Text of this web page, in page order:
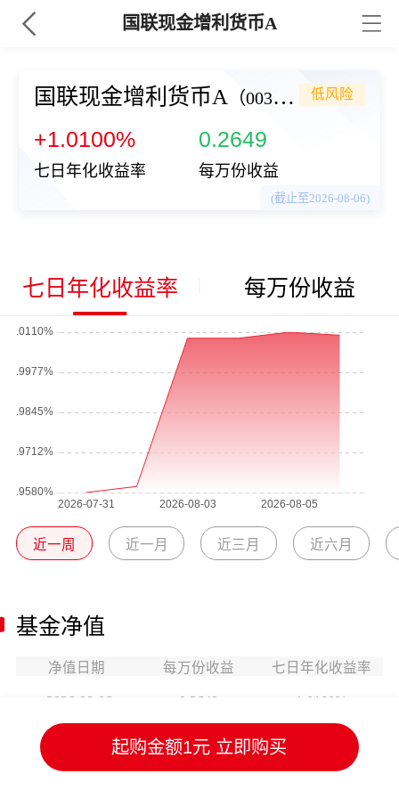
国联现金增利货币A
国联现金增利货币A （003678） 低风险
+1.0100%
七日年化收益率
0.2649
每万份收益
(截止至2026-08-06)
七日年化收益率 每万份收益
近一周 近一月 近三月 近六月
基金净值
净值日期 每万份收益 七日年化收益率
2026-08-06 0.2649 1.0100%
2026-08-05 0.2646
起购金额1元 立即购买